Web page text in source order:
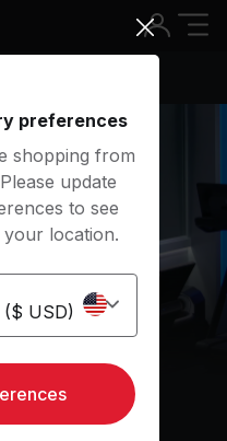
Jog - Mariana
preferences
shopping from
update
to see
location.